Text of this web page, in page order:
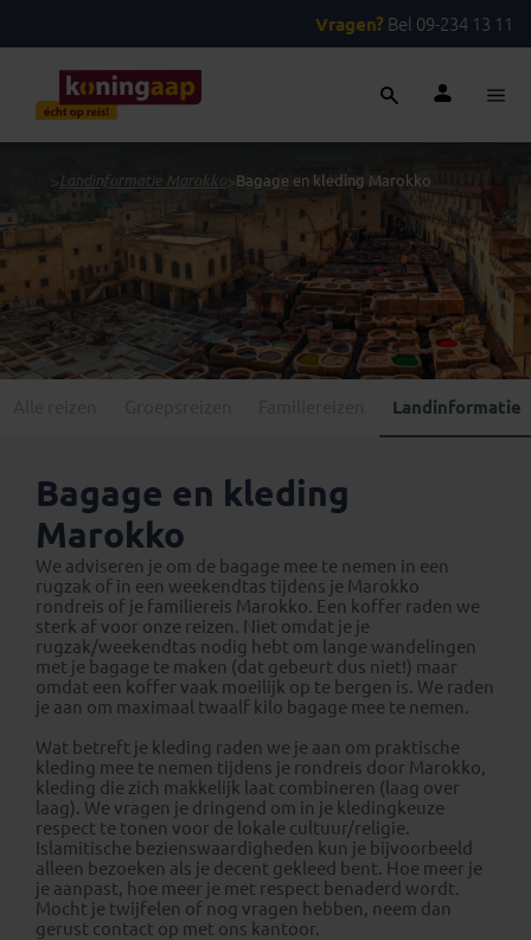
Vragen? Bel 09-234 13 11
> Landinformatie Marokko Bagage en kleding Marokko
Landinformatie
Bagage en kleding
Marokko
We adviseren je om de bagage mee te nemen in een
rugzak of in een weekendtas tijdens je Marokko
rondreis of je familiereis Marokko. Een koffer raden we
sterk af voor onze reizen. Niet omdat je je
rugzak/weekendtas nodig hebt om lange wandelingen
met je bagage te maken (dat gebeurt dus niet!) maar
omdat een koffer vaak moeilijk op te bergen is. We raden
je aan om maximaal twaalf kilo bagage mee te nemen.
Wat betreft je kleding raden we je aan om praktische
kleding mee te nemen tijdens je rondreis door Marokko,
kleding die zich makkelijk laat combineren (laag over
laag). We vragen je dringend om in je kledingkeuze
respect te tonen voor de lokale cultuur/religie.
Islamitische bezienswaardigheden kun je bijvoorbeeld
alleen bezoeken als je decent gekleed bent. Hoe meer je
je aanpast, hoe meer je met respect benaderd wordt.
Mocht je twijfelen of nog vragen hebben, neem dan
gerust contact op met ons kantoor.